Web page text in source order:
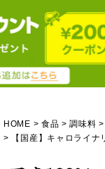
HOME 食品 調味料
【国産】キャロライ